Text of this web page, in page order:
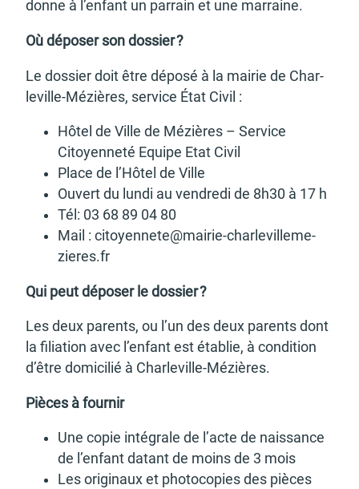
donne à l’en­fant un parrain et une marraine.
Où dépo­ser son dossier ?
Le dossier doit être déposé à la mairie de Char­
le­ville-Mézières, service État Civil :
Hôtel de Ville de Mézières – Service
Citoyen­neté Equipe Etat Civil
Place de l’Hô­tel de Ville
Ouvert du lundi au vendredi de 8h30 à 17 h
Tél: 03 68 89 04 80
Mail : citoyen­ne­te@­mai­rie-char­le­vil­le­me­
zieres.fr
Qui peut dépo­ser le dossier ?
Les deux parents, ou l’un des deux parents dont
la filia­tion avec l’en­fant est établie, à condi­tion
d’être domi­ci­lié à Char­le­ville-Mézières.
Pièces à four­nir
Une copie inté­grale de l’acte de nais­sance
de l’en­fant datant de moins de 3 mois
Les origi­naux et photo­co­pies des pièces